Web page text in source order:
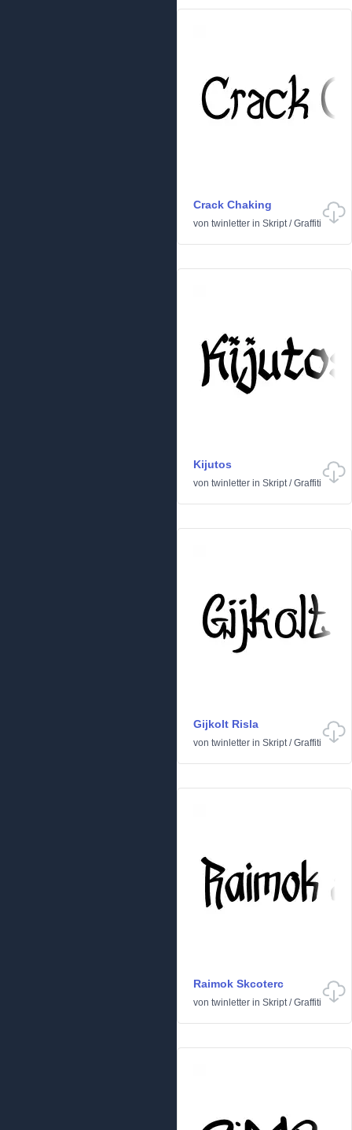
Crack Chaking
von twinletter in Skript/Graffiti
Kijutos
von twinletter in Skript/Graffiti
Gijkolt Risla
von twinletter in Skript/Graffiti
Raimok Skcoterc
von twinletter in Skript/Graffiti